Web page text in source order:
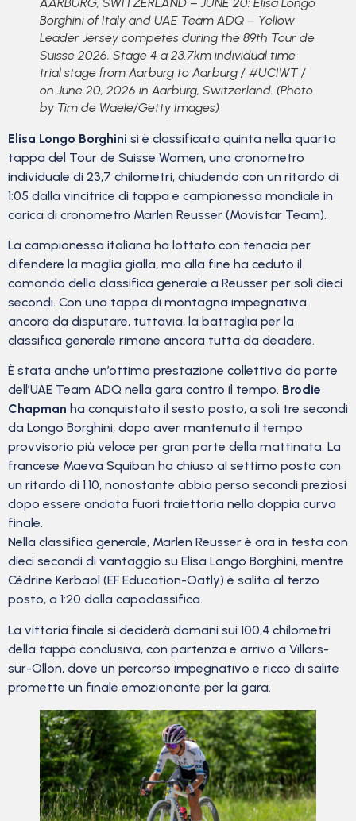
Borghini of Italy and UAE Team ADQ – Yellow
Leader Jersey competes during the 89th Tour de
Suisse 2026, Stage 4 a 23.7km individual time
trial stage from Aarburg to Aarburg / #UCIWT /
on June 20, 2026 in Aarburg, Switzerland. (Photo
by Tim de Waele/Getty Images)
Elisa Longo Borghini si è classificata quinta nella quarta
tappa del Tour de Suisse Women, una cronometro
individuale di 23,7 chilometri, chiudendo con un ritardo di
1:05 dalla vincitrice di tappa e campionessa mondiale in
carica di cronometro Marlen Reusser (Movistar Team).
La campionessa italiana ha lottato con tenacia per
difendere la maglia gialla, ma alla fine ha ceduto il
comando della classifica generale a Reusser per soli dieci
secondi. Con una tappa di montagna impegnativa
ancora da disputare, tuttavia, la battaglia per la
classifica generale rimane ancora tutta da decidere.
È stata anche un’ottima prestazione collettiva da parte
dell’UAE Team ADQ nella gara contro il tempo. Brodie
Chapman ha conquistato il sesto posto, a soli tre secondi
da Longo Borghini, dopo aver mantenuto il tempo
provvisorio più veloce per gran parte della mattinata. La
francese Maeva Squiban ha chiuso al settimo posto con
un ritardo di 1:10, nonostante abbia perso secondi preziosi
dopo essere andata fuori traiettoria nella doppia curva
finale.
Nella classifica generale, Marlen Reusser è ora in testa con
dieci secondi di vantaggio su Elisa Longo Borghini, mentre
Cédrine Kerbaol (EF Education-Oatly) è salita al terzo
posto, a 1:20 dalla capoclassifica.
La vittoria finale si deciderà domani sui 100,4 chilometri
della tappa conclusiva, con partenza e arrivo a Villars-
sur-Ollon, dove un percorso impegnativo e ricco di salite
promette un finale emozionante per la gara.